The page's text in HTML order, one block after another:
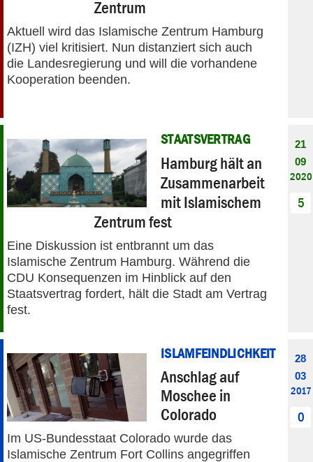
Zentrum
Aktuell wird das Islamische Zentrum Hamburg
(IZH) viel kritisiert. Nun distanziert sich auch
die Landesregierung und will die vorhandene
Kooperation beenden.
STAATSVERTRAG
Hamburg hält an
Zusammenarbeit
mit Islamischem
Zentrum fest
Eine Diskussion ist entbrannt um das
Islamische Zentrum Hamburg. Während die
CDU Konsequenzen im Hinblick auf den
Staatsvertrag fordert, hält die Stadt am Vertrag
fest.
21
09
2020
5
ISLAMFEINDLICHKEIT
Anschlag auf
Moschee in
Colorado
Im US-Bundesstaat Colorado wurde das
Islamische Zentrum Fort Collins angegriffen
28
03
2017
0